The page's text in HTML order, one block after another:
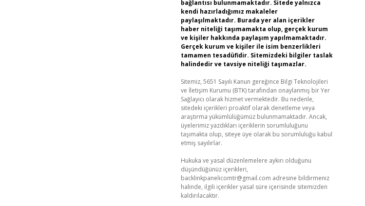
bağlantısı bulunmamaktadır. Sitede yalnızca
kendi hazırladığımız makaleler
paylaşılmaktadır. Burada yer alan içerikler
haber niteliği taşımamakta olup, gerçek kurum
ve kişiler hakkında paylaşım yapılmamaktadır.
Gerçek kurum ve kişiler ile isim benzerlikleri
tamamen tesadüfidir. Sitemizdeki bilgiler taslak
halindedir ve tavsiye niteliği taşımazlar.
Sitemiz, 5651 Sayılı Kanun gereğince Bilgi Teknolojileri
ve İletişim Kurumu (BTK) tarafından onaylanmış bir Yer
Sağlayıcı olarak hizmet vermektedir. Bu nedenle,
sitedeki içerikleri proaktif olarak denetleme veya
araştırma yükümlülüğümüz bulunmamaktadır. Ancak,
üyelerimiz yazdıkları içeriklerin sorumluluğunu
taşımakta olup, siteye üye olarak bu sorumluluğu kabul
etmiş sayılırlar.
Hukuka ve yasal düzenlemelere aykırı olduğunu
düşündüğünüz içerikleri,
backlinkpanelicomtr@gmail.com adresine bildirmeniz
halinde, ilgili içerikler yasal süre içerisinde sitemizden
kaldırılacaktır.